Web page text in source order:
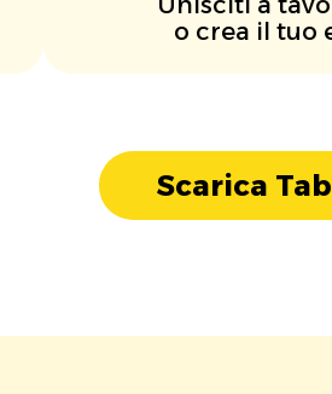
o crea il tuo
Scarica